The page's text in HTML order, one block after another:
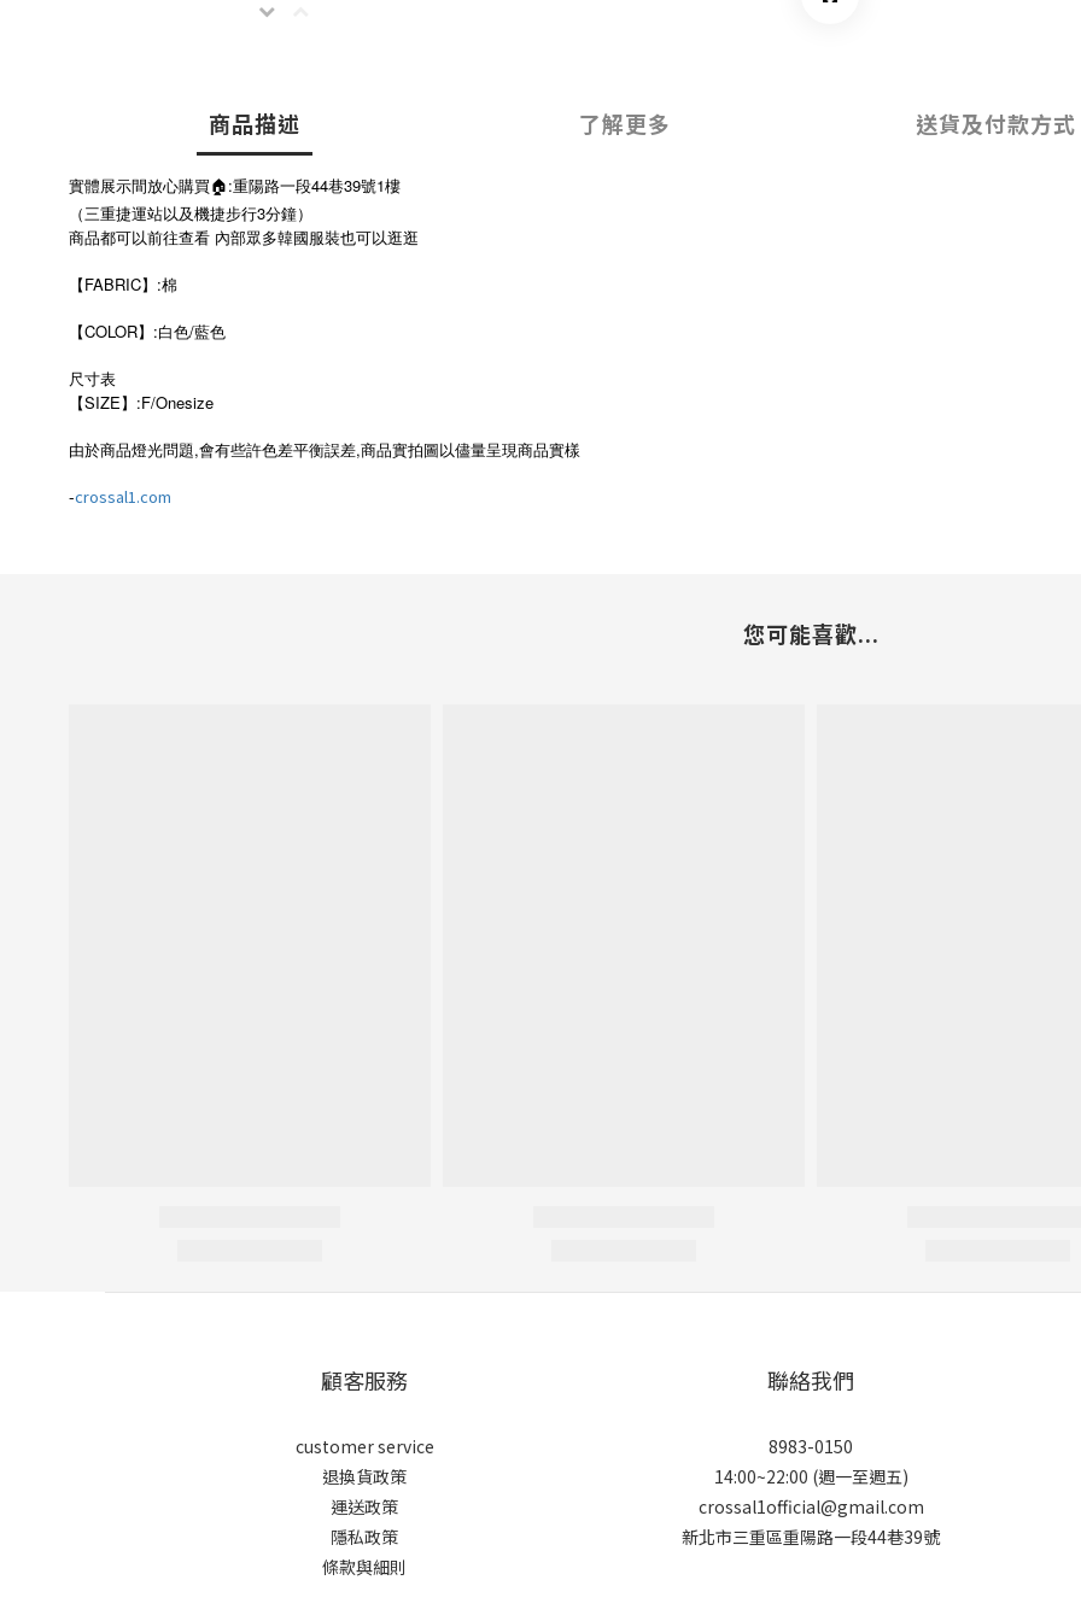
商品描述 了解更多 送貨及付款方式
實體展示間放心購買🏠:重陽路一段44巷39號1樓
（三重捷運站以及機捷步行3分鐘）
商品都可以前往查看 內部眾多韓國服裝也可以逛逛
【FABRIC】:棉
【COLOR】:白色/藍色
尺寸表
【SIZE 】 :F/Onesize
由於商品燈光問題,會有些許色差平衡誤差,商品實拍圖以儘量呈現商品實樣
-crossal1.com
您可能喜歡...
顧客服務
customer service
退換貨政策
運送政策
隱私政策
條款與細則
聯絡我們
8983-0150
14:00~22:00 (週一至週五)
crossal1official@gmail.com
新北市三重區重陽路一段44巷39號